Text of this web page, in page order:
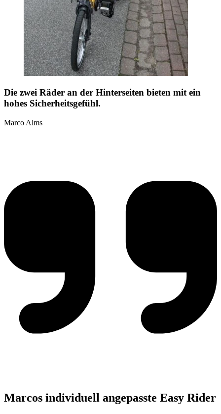
Die zwei Räder an der Hinterseiten bieten mit ein
hohes Sicherheitsgefühl.
Marco Alms
Marcos individuell angepasste Easy Rider